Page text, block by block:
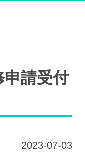
申請受付
2023-07-03